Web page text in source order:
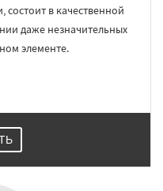
в качественной
даже незначительных
элементе.